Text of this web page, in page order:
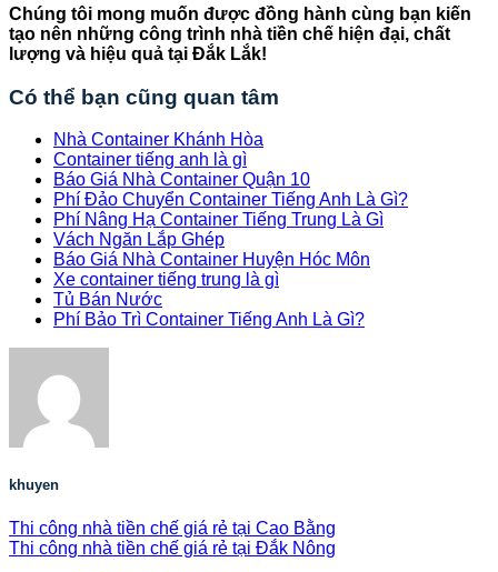
Chúng tôi mong muốn được đồng hành cùng bạn kiến
tạo nên những công trình nhà tiền chế hiện đại, chất
lượng và hiệu quả tại Đắk Lắk!
Có thể bạn cũng quan tâm
Nhà Container Khánh Hòa
Container tiếng anh là gì
Báo Giá Nhà Container Quận 10
Phí Đảo Chuyển Container Tiếng Anh Là Gì?
Phí Nâng Hạ Container Tiếng Trung Là Gì
Vách Ngăn Lắp Ghép
Báo Giá Nhà Container Huyện Hóc Môn
Xe container tiếng trung là gì
Tủ Bán Nước
Phí Bảo Trì Container Tiếng Anh Là Gì?
khuyen
Thi công nhà tiền chế giá rẻ tại Cao Bằng
Thi công nhà tiền chế giá rẻ tại Đắk Nông